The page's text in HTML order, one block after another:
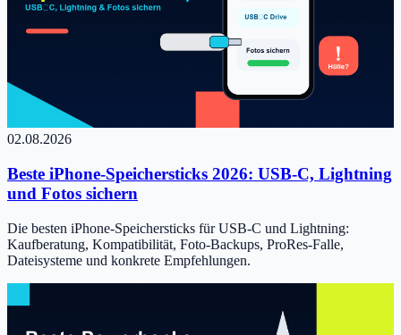
02.08.2026
Beste iPhone-Speichersticks 2026: USB-C, Lightning
und Fotos sichern
Die besten iPhone-Speichersticks für USB-C und Lightning:
Kaufberatung, Kompatibilität, Foto-Backups, ProRes-Falle,
Dateisysteme und konkrete Empfehlungen.